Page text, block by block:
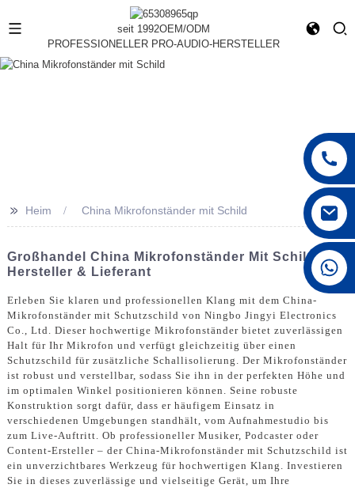
seit 1992OEM/ODM
PROFESSIONELLER PRO-AUDIO-HERSTELLER
+86 15168592711
>> Heim China Mikrofonständer mit Schild
Großhandel China Mikrofonständer Mit Schild -
Hersteller & Lieferant
Erleben Sie klaren und professionellen Klang mit dem China-
Mikrofonständer mit Schutzschild von Ningbo Jingyi Electronics
Co., Ltd. Dieser hochwertige Mikrofonständer bietet zuverlässigen
Halt für Ihr Mikrofon und verfügt gleichzeitig über einen
Schutzschild für zusätzliche Schallisolierung. Der Mikrofonständer
ist robust und verstellbar, sodass Sie ihn in der perfekten Höhe und
im optimalen Winkel positionieren können. Seine robuste
Konstruktion sorgt dafür, dass er häufigem Einsatz in
verschiedenen Umgebungen standhält, vom Aufnahmestudio bis
zum Live-Auftritt. Ob professioneller Musiker, Podcaster oder
Content-Ersteller – der China-Mikrofonständer mit Schutzschild ist
ein unverzichtbares Werkzeug für hochwertigen Klang. Investieren
Sie in dieses zuverlässige und vielseitige Gerät, um Ihre